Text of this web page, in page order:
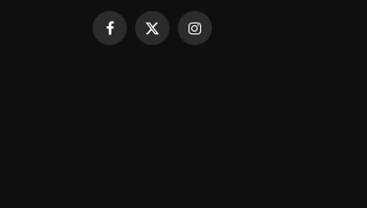
Facebook
X
Instagram